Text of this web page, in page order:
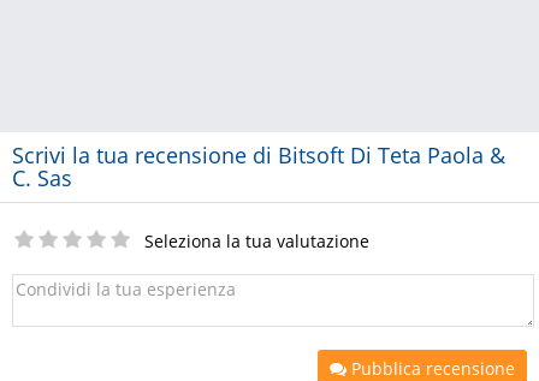
Scrivi la tua recensione di Bitsoft Di Teta Paola &
C. Sas
Seleziona la tua valutazione
Pubblica recensione